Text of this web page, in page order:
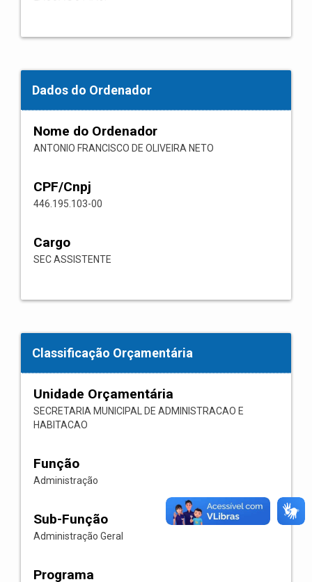
Dados do Ordenador
Nome do Ordenador
ANTONIO FRANCISCO DE OLIVEIRA NETO
CPF/Cnpj
446.195.103-00
Cargo
SEC ASSISTENTE
Classificação Orçamentária
Unidade Orçamentária
SECRETARIA MUNICIPAL DE ADMINISTRACAO E
HABITACAO
Função
Administração
Sub-Função
Administração Geral
Programa